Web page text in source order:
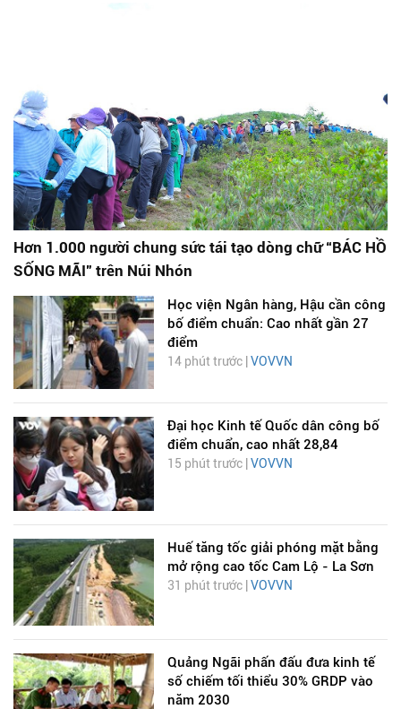
Hơn 1.000 người chung sức tái tạo dòng chữ “BÁC HỒ
SỐNG MÃI” trên Núi Nhón
Học viện Ngân hàng, Hậu cần công
bố điểm chuẩn: Cao nhất gần 27
điểm
14 phút trước | VOVVN
Đại học Kinh tế Quốc dân công bố
điểm chuẩn, cao nhất 28,84
15 phút trước | VOVVN
Huế tăng tốc giải phóng mặt bằng
mở rộng cao tốc Cam Lộ - La Sơn
31 phút trước | VOVVN
Quảng Ngãi phấn đấu đưa kinh tế
số chiếm tối thiểu 30% GRDP vào
năm 2030